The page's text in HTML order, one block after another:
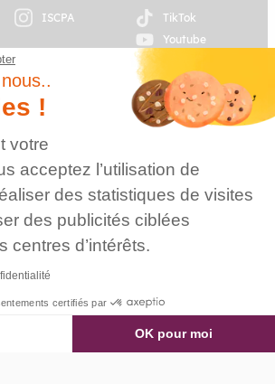
ISCPA
TikTok
Youtube
Plan du site
!
votre
acceptez l’utilisation de
des statistiques de visites
des publicités ciblées
centres d’intérêts.
certifiés par
OK pour moi